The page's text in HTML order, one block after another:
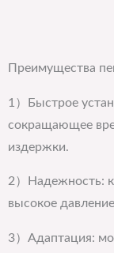
Преимущества
1）Быстрое
сокращающее
издержки.
2）Надежность:
высокое
3）Адаптация: